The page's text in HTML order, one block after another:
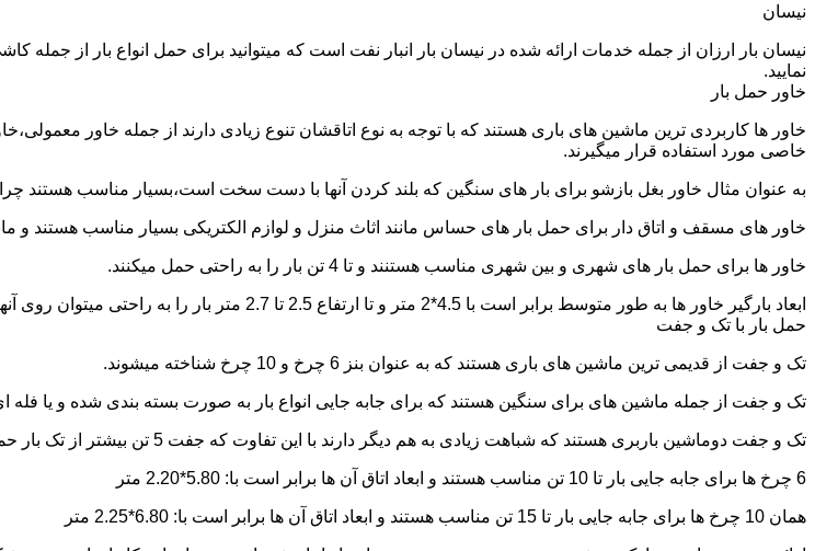
نیسان
نیسان بار ارزان از جمله خدمات ارائه شده در نیسان بار انبار نفت است که میتوانید برای حمل انواع بار از جمله
نمایید.
خاور حمل بار
خاور ها کاربردی ترین ماشین های باری هستند که با توجه به نوع اتاقشان تنوع زیادی دارند از جمله خاور
خاصی مورد استفاده قرار میگیرند.
به عنوان مثال خاور بغل بازشو برای بار های سنگین که بلند کردن آنها با دست سخت است،بسیار مناسب هستند
خاور های مسقف و اتاق دار برای حمل بار های حساس مانند اثاث منزل و لوازم الکتریکی بسیار مناسب هستند و
خاور ها برای حمل بار های شهری و بین شهری مناسب هستنند و تا 4 تن بار را به راحتی حمل میکنند.
ابعاد بارگیر خاور ها به طور متوسط برابر است با 4.5*2 متر و تا ارتفاع 2.5 تا 2.7 متر بار را به راحتی میتوان روی آنها قرار داد.
حمل بار با تک و جفت
تک و جفت از قدیمی ترین ماشین های باری هستند که به عنوان بنز 6 چرخ و 10 چرخ شناخته میشوند.
تک و جفت از جمله ماشین های برای سنگین هستند که برای جابه جایی انواع بار به صورت بسته بندی شده و یا فله
تک و جفت دوماشین باربری هستند که شباهت زیادی به هم دیگر دارند با این تفاوت که جفت 5 تن بیشتر از تک بار حمل میکند.
6 چرخ ها برای جابه جایی بار تا 10 تن مناسب هستند و ابعاد اتاق آن ها برابر است با: 5.80*2.20 متر
همان 10 چرخ ها برای جابه جایی بار تا 15 تن مناسب هستند و ابعاد اتاق آن ها برابر است با: 6.80*2.25 متر